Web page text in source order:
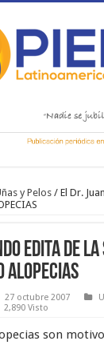
y Pelos / El Dr.
edita de la
27 octubre 2007
2,890 Visto
son